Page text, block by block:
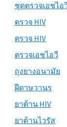
ชุดตรวจเอชไอ
ตรวจ HIV
ตรวจ HIV
ตรวจเอชไอวี
ถุงยางอนามัย
ฝีดาษวานร
ยาต้าน HIV
ยาต้านไวรัส